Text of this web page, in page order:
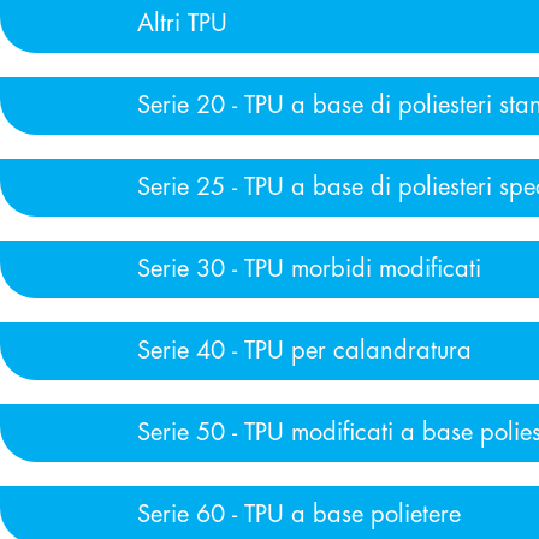
Altri TPU
Serie 20 - TPU a base di poliesteri
Serie 25 - TPU a base di poliesteri
Serie 30 - TPU morbidi modificati
Serie 40 - TPU per calandratura
Serie 50 - TPU modificati a base
Serie 60 - TPU a base polietere